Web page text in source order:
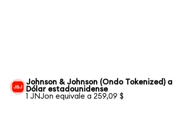
Johnson & Johnson (Ondo Tokenized) a
Dólar estadounidense
1 JNJon equivale a 259,09 $